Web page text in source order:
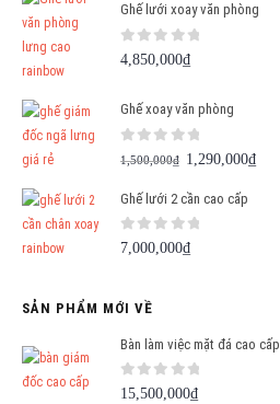
Ghế lưới xoay văn phòng
0 out of 5
4,850,000₫
Ghế xoay văn phòng
0 out of 5
1,500,000₫ Giá
là:
1,500,000₫.
1,290,000₫Giá
Ghế lưới 2 cần cao cấp
0 out of 5
7,000,000₫
SẢN PHẨM MỚI VỀ
Bàn làm việc mặt đá cao cấp
0 out of 5
15,500,000₫